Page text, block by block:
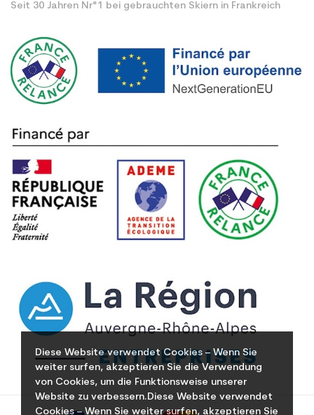
Diese Website verwendet Cookies – Wenn Sie
weiter surfen, akzeptieren Sie die Verwendung
von Cookies, um die Funktionsweise unserer
Website zu verbessern.Diese Website verwendet
Cookies – Wenn Sie weiter surfen, akzeptieren Sie
Seit 30 Jahren Nr°1 bei gebrauchten Skiern in Frankreich